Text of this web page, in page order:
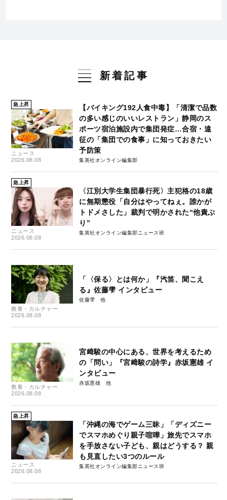
新着記事
急上昇
ニュース
2026.08.08
【バイキング192人食中毒】「清潔で品数
の多い感じのいいレストラン」静岡のス
ポーツ宿泊施設内で集団発症…合宿・遠
征の「集団での食事」に知っておきたい
予防策
集英社オンライン編集部
急上昇
ニュース
2026.08.08
〈江別大学生集団暴行死〉主犯格の18歳
に無期懲役「自分はやってねぇ。誰かが
トドメさした」裁判で明かされた“他責ぶ
り”
集英社オンライン編集部ニュース班
教養・カルチャー
2026.08.08
「〈保る〉とは何か」『汽笛、聞こえ
る』佐藤雫 インタビュー
佐藤雫
教養・カルチャー
2026.08.08
宮﨑駿の中心にある、世界を考えるため
の「問い」『宮﨑駿の詩学』赤坂憲雄 イ
ンタビュー
赤坂憲雄
急上昇
ニュース
2026.08.08
「沖縄の海でゲーム三昧」「ディズニー
でスマホめぐり親子喧嘩」旅先でスマホ
を手放さない子ども、親はどうする？ 親
も見直したい3つのルール
集英社オンライン編集部ニュース班